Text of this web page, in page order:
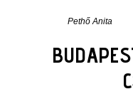
Pethő Anita